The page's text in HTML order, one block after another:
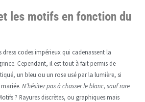
les motifs en fonction du
dress codes impérieux qui cadenassent la
Cependant, il est tout à fait permis de
un bleu ou un rose usé par la lumière, si
N’hésitez pas à chasser le blanc, sauf rare
? Rayures discrètes, ou graphiques mais